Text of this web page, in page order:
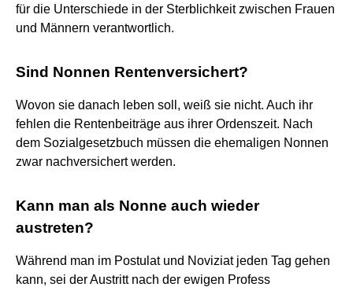
für die Unterschiede in der Sterblichkeit zwischen Frauen
und Männern verantwortlich.
Sind Nonnen Rentenversichert?
Wovon sie danach leben soll, weiß sie nicht. Auch ihr
fehlen die Rentenbeiträge aus ihrer Ordenszeit. Nach
dem Sozialgesetzbuch müssen die ehemaligen Nonnen
zwar nachversichert werden.
Kann man als Nonne auch wieder
austreten?
Während man im Postulat und Noviziat jeden Tag gehen
kann, sei der Austritt nach der ewigen Profess